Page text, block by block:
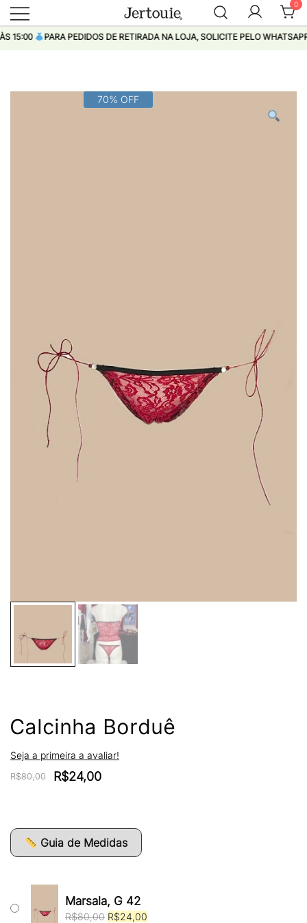
PARA PEDIDOS DE RETIRADA NA LOJA, SOLICITE PELO WHATSAPP
Jertouie
Loja de Roupas Femininas
0
70% OFF
Calcinha Borduê
Seja a primeira a avaliar!
R$80,00
O
R$80,00.
R$24,00O
R$24,00.
Guia de Medidas
Marsala, G 42
R$80,00 O
R$24,00